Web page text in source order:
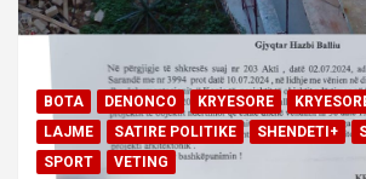
BOTA DENONCO KRYESORE
LAJME
SATIRE POLITIKE SHENDETI+
SPORT
VETING